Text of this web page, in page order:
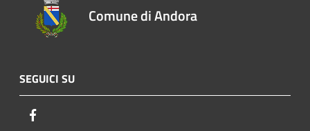
Comune di Andora
SEGUICI SU